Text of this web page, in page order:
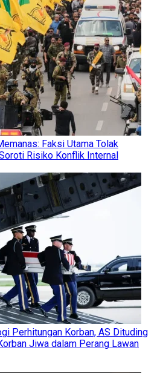
Faksi Utama Tolak
Risiko Konflik Internal
Perhitungan Korban, AS Dituding
Jiwa dalam Perang Lawan